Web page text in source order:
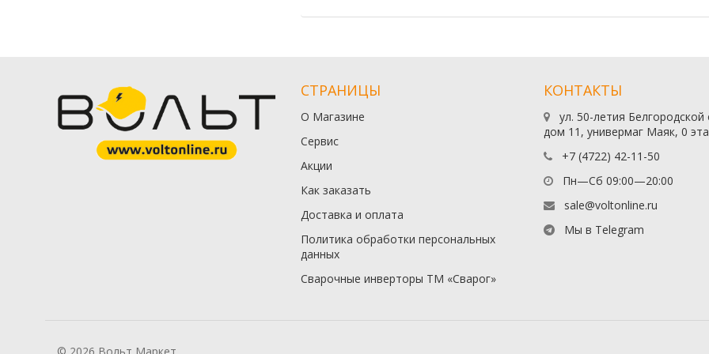
СТРАНИЦЫ
О Магазине
Сервис
Акции
Как заказать
Доставка и оплата
Политика обработки персональных
данных
Сварочные инверторы ТМ «Сварог»
КОНТАКТЫ
ул. 50-летия Белгородской
дом 11, универмаг Маяк, 0
+7 (4722) 42-11-50
Пн—Сб 09:00—20:00
sale@voltonline.ru
Мы в Telegram